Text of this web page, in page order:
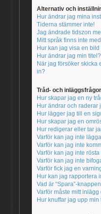
Alternativ och
Hur ändrar jag mina
Tiderna stämmer inte!
Jag ändrade tidszon
Mitt språk finns inte
Hur kan jag visa en
Hur ändrar jag min titel?
När jag försöker skicka
in?
Tråd- och inläggsfrågor
Hur skapar jag en ny
Hur ändrar och raderar
Hur lägger jag till en
Hur skapar jag en
Hur redigerar eller tar
Varför kan jag inte
Varför kan jag inte
Varför kan jag inte
Varför kan jag inte
Varför fick jag en
Hur kan jag rapportera
Vad är “Spara”-
Varför måste mitt
Hur knuffar jag upp min